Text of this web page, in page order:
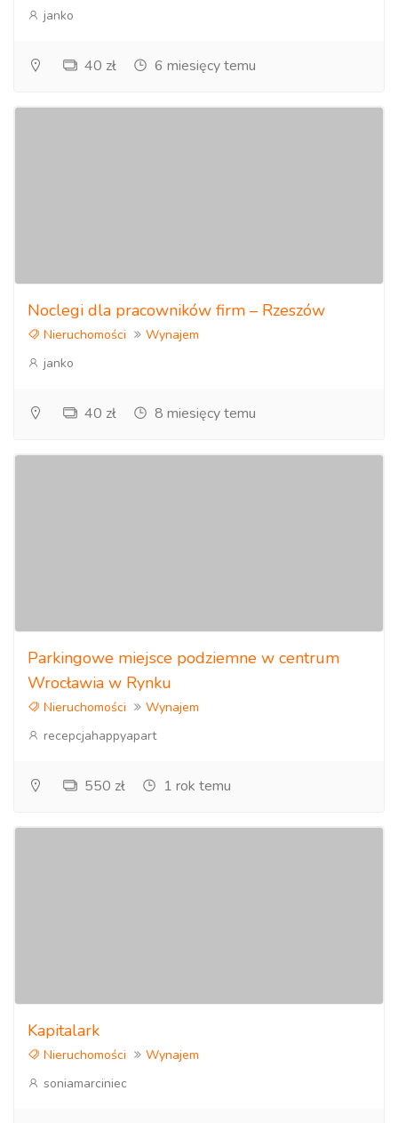
janko
40 zł 6 miesięcy temu
Noclegi dla pracowników firm – Rzeszów
Nieruchomości
Wynajem
janko
40 zł 8 miesięcy temu
Parkingowe miejsce podziemne w centrum
Wrocławia w Rynku
Nieruchomości
Wynajem
recepcjahappyapart
550 zł 1 rok temu
Kapitalark
Nieruchomości
Wynajem
soniamarciniec